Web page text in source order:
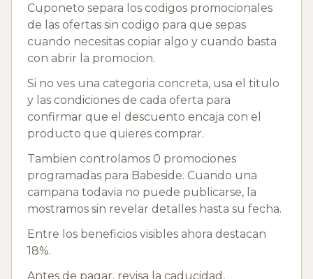
Cuponeto separa los codigos promocionales
de las ofertas sin codigo para que sepas
cuando necesitas copiar algo y cuando basta
con abrir la promocion.
Si no ves una categoria concreta, usa el titulo
y las condiciones de cada oferta para
confirmar que el descuento encaja con el
producto que quieres comprar.
Tambien controlamos 0 promociones
programadas para Babeside. Cuando una
campana todavia no puede publicarse, la
mostramos sin revelar detalles hasta su fecha.
Entre los beneficios visibles ahora destacan
18%.
Antes de pagar, revisa la caducidad,